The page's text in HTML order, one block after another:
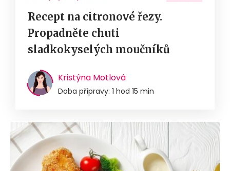
Recept na citronové řezy.
Propadněte chuti
sladkokyselých moučníků
Kristýna Motlová
Doba přípravy: 1 hod 15 min